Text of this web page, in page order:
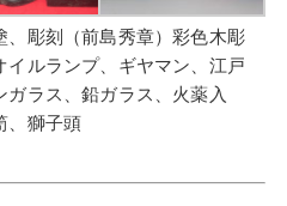
、彫刻（前島秀章）彩色木彫
イルランプ、ギヤマン、江戸
ガラス、鉛ガラス、火薬入
、獅子頭